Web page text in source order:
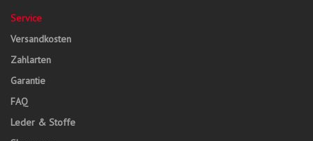
Service
Versandkosten
Zahlarten
Garantie
FAQ
Leder & Stoffe